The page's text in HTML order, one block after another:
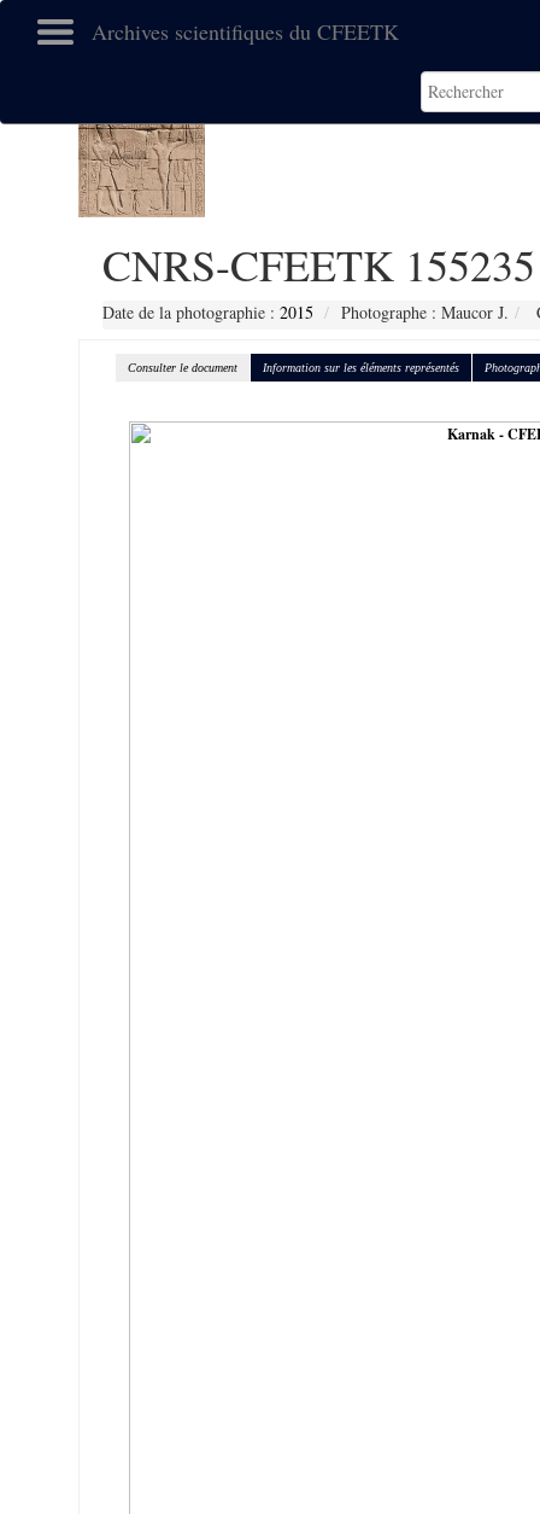
Archives scientifiques du CFEETK
CNRS-CFEETK 155235
Date de la photographie : 2015 Photographe : Maucor J.
Consulter le document Information sur les éléments représentés